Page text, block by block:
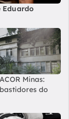
Eduardo
Minas:
do